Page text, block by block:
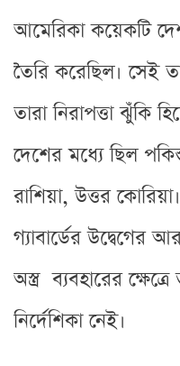
আমেরিকা কয়েকটি
তৈরি করেছিল। সেই
তারা নিরাপত্তা ঝুঁকি
দেশের মধ্যে ছিল
রাশিয়া, উত্তর
গ্যাবার্ডের
অস্ত্র ব্যবহারের
নির্দেশিকা নেই।